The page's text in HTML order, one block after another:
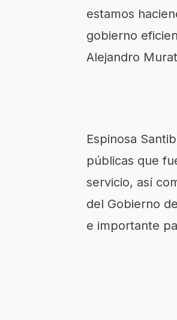
estamos
gobierno
Alejandro
Espinosa
públicas que
servicio, así
del Gobierno
e importante